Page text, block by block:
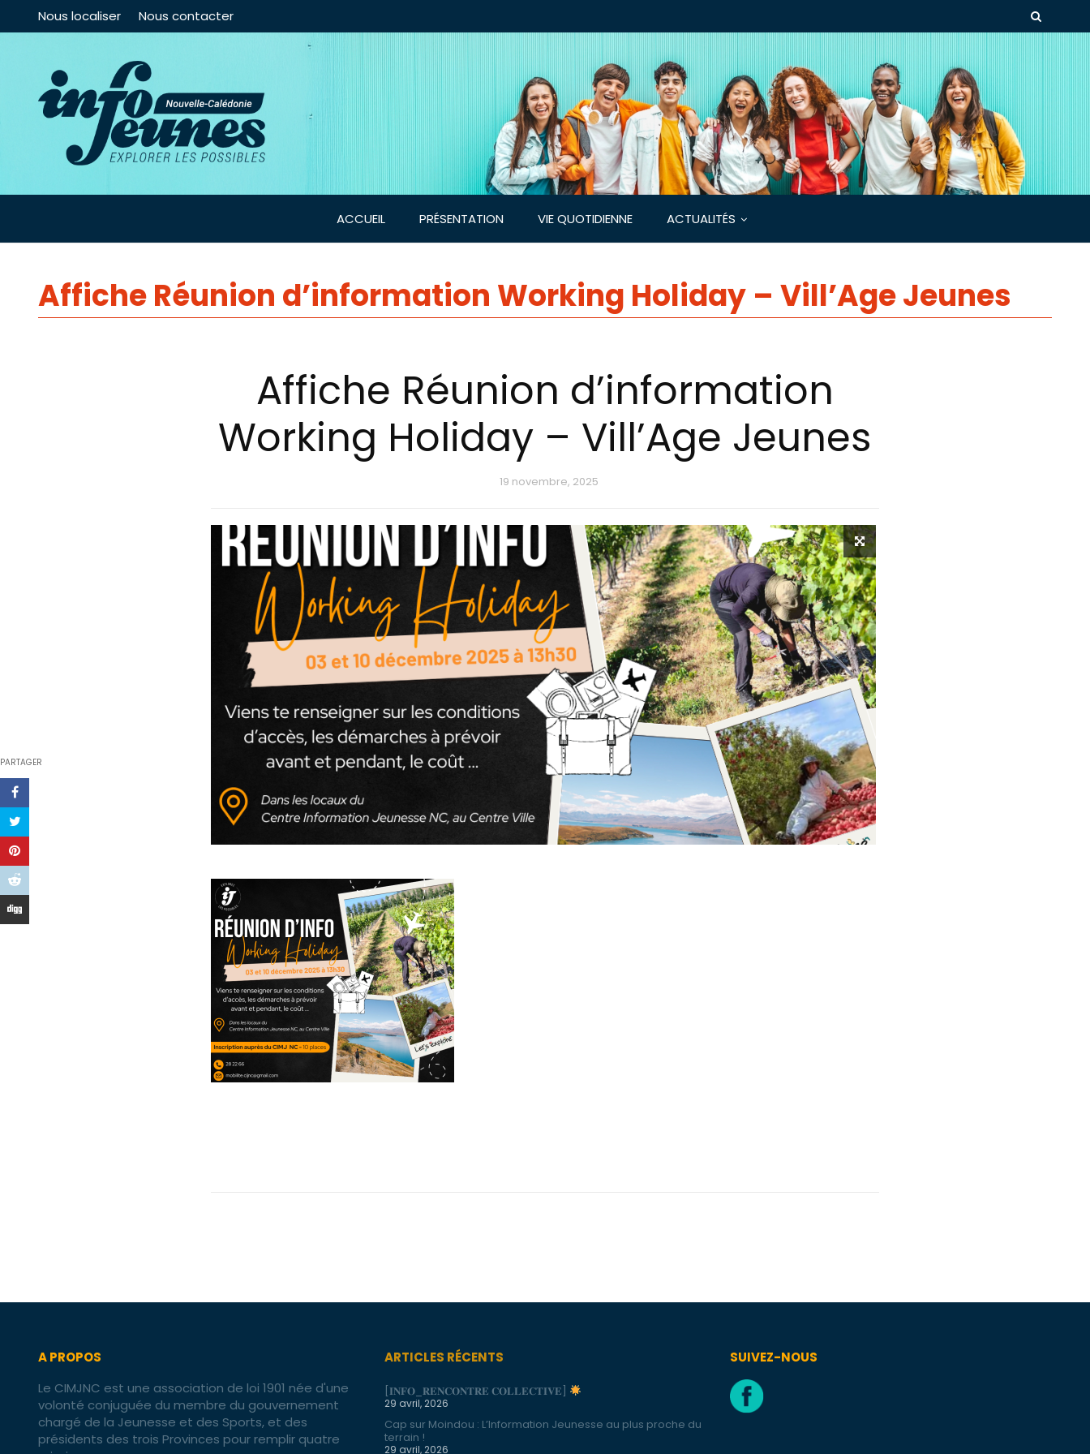
ACCUEIL PRÉSENTATION VIE QUOTIDIENNE ACTUALITÉS
Nous localiser Nous contacter
Affiche Réunion d’information Working Holiday – Vill’Age Jeunes
Affiche Réunion d’information
Working Holiday – Vill’Age Jeunes
19 novembre, 2025
PARTAGER
A PROPOS
Le CIMJNC est une association de loi 1901 née d'une
volonté conjuguée du membre du gouvernement
chargé de la Jeunesse et des Sports, et des
présidents des trois Provinces pour remplir quatre
ARTICLES RÉCENTS
[𝐈𝐍𝐅𝐎_𝐑𝐄𝐍𝐂𝐎𝐍𝐓𝐑𝐄 𝐂𝐎𝐋𝐋𝐄𝐂𝐓𝐈𝐕𝐄]
29 avril, 2026
Cap sur Moindou : L’Information Jeunesse au plus proche du
terrain !
29 avril, 2026
SUIVEZ-NOUS